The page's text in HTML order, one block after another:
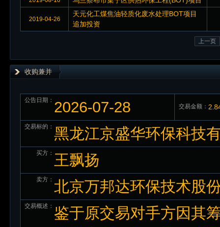
2019-04-26
天元化工煤焦油轻质化废水处理BOT项目
追加投资
上一页
收购兼并
公告日期： 2026-07-28 交易金额：
交易标的： 黑龙江京盛华环保科技
买方： 王飘扬
卖方： 北京万邦达环保技术股
交易概述： 鉴于原交易对手方因其